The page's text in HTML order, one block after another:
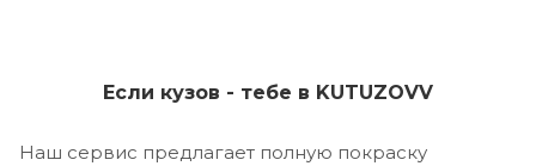
Если кузов - тебе в KUTUZOVV
Наш сервис предлагает полную покраску